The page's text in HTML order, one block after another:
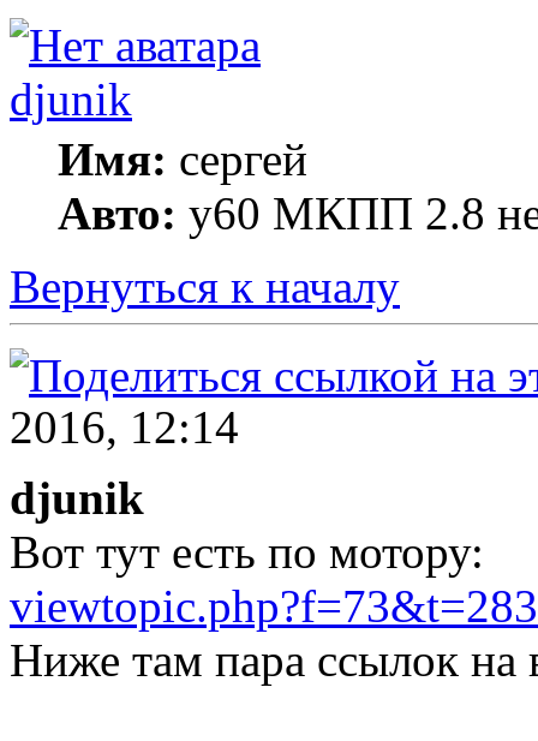
djunik
Имя: сергей
Авто: y60 МКПП 2.8
Вернуться к началу
2016, 12:14
djunik
Вот тут есть по мотору:
Ниже там пара ссылок на